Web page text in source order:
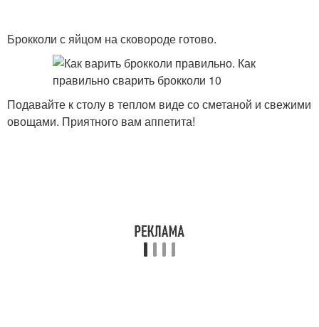
Брокколи с яйцом на сковороде готово.
Подавайте к столу в теплом виде со сметаной и свежими
овощами. Приятного вам аппетита!